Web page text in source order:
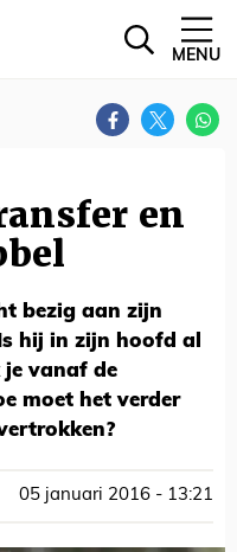
MENU
en
bezig aan zijn
hij in zijn hoofd al
je vanaf de
moet het verder
05 januari 2016 - 13:21